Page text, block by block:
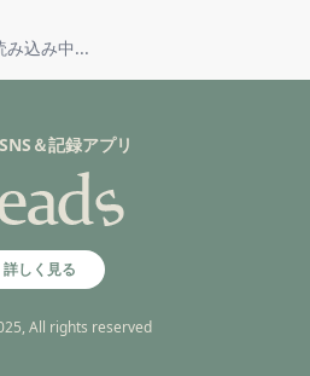
み込み中...
＆記録アプリ
詳しく見る
All rights reserved